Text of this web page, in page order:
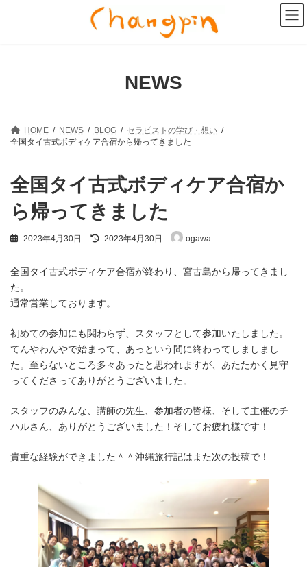
NEWS
HOME NEWS BLOG
セラピストの学び・想い
全国タイ古式ボディケア合宿から帰ってきました
全国タイ古式ボディケア合宿か
ら帰ってきました
2023年4月30日
最
新
:
2023年4月30日 ogawa
全国タイ古式ボディケア合宿が終わり、宮古島から帰ってきまし
た。
通常営業しております。
初めての参加にも関わらず、スタッフとして参加いたしました。
てんやわんやで始まって、あっという間に終わってしましまし
た。至らないところ多々あったと思われますが、あたたかく見守
ってくださってありがとうございました。
スタッフのみんな、講師の先生、参加者の皆様、そして主催のチ
ハルさん、ありがとうございました！そしてお疲れ様です！
貴重な経験ができました＾＾沖縄旅行記はまた次の投稿で！